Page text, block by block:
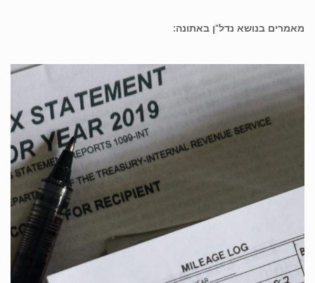
מאמרים בנושא נדל"ן באתונה: